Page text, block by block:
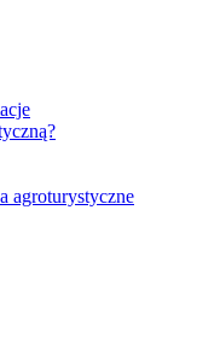
agroturystyczne